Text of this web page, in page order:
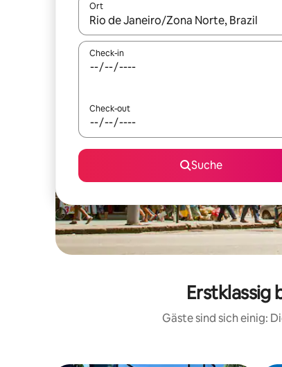
Ort
Wenn Ergebnisse verfügbar sind,
Check-in
Check-out
Suche
Erstklassig
Gäste sind sich einig: